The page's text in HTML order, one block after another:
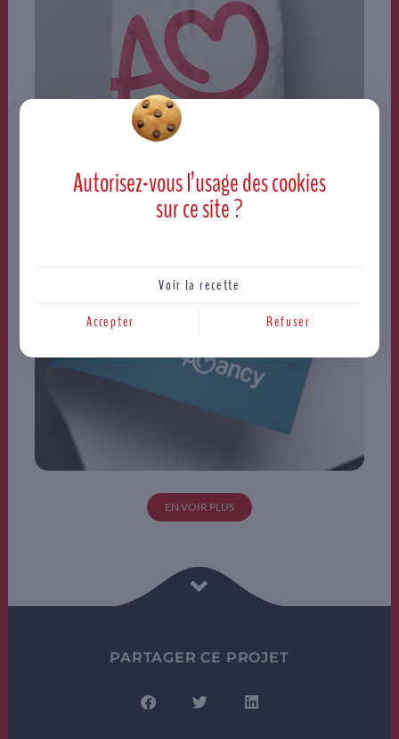
EN VOIR PLUS
PARTAGER CE PROJET
Autorisez-vous l’usage descookies
sur ce site ?
Voir la recette
Accepter
Refuser